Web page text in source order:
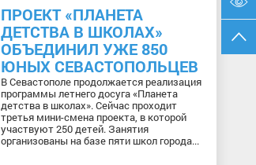
ПРОЕКТ «ПЛАНЕТА
ДЕТСТВА В ШКОЛАХ»
ОБЪЕДИНИЛ УЖЕ 850
ЮНЫХ СЕВАСТОПОЛЬЦЕВ
В Севастополе продолжается реализация
программы летнего досуга «Планета
детства в школах». Сейчас проходит
третья мини-смена проекта, в которой
участвуют 250 детей. Занятия
организованы на базе пяти школ города...